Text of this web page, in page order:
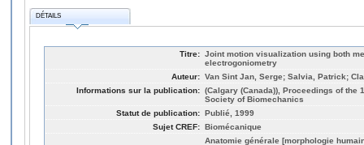
DÉTAILS
Titre: Joint motion visualization using both
electrogoniometry
Auteur: Van Sint Jan, Serge; Salvia, Patrick;
Informations sur la publication: (Calgary (Canada)), Proceedings of the
Society of Biomechanics
Statut de publication: Publié, 1999
Sujet CREF: Biomécanique
Anatomie générale [morphologie